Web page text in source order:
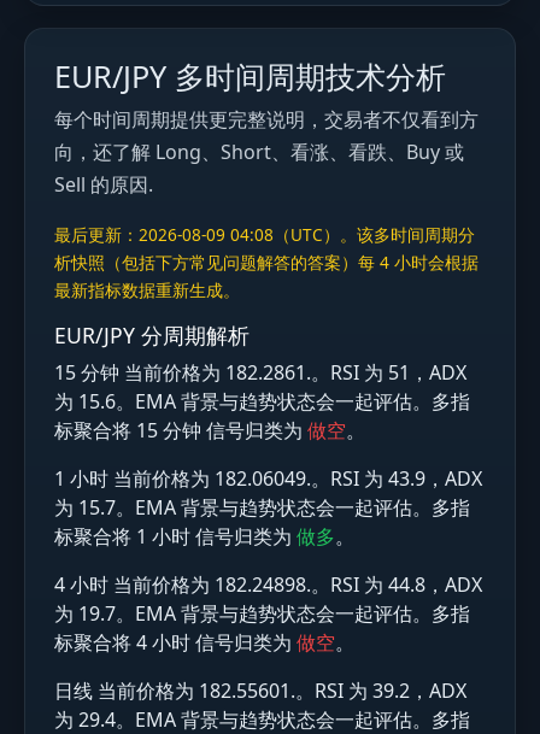
EUR/JPY 多时间周期技术分析
每个时间周期提供更完整说明，交易者不仅看到方
向，还了解 Long、Short、看涨、看跌、Buy 或
Sell 的原因.
最后更新：2026-08-09 04:08（UTC）。该多时间周期分
析快照（包括下方常见问题解答的答案）每 4 小时会根据
最新指标数据重新生成。
EUR/JPY 分周期解析
15 分钟 当前价格为 182.2861.。RSI 为 51，ADX
为 15.6。EMA 背景与趋势状态会一起评估。多指
标聚合将 15 分钟 信号归类为 做空。
1 小时 当前价格为 182.06049.。RSI 为 43.9，ADX
为 15.7。EMA 背景与趋势状态会一起评估。多指
标聚合将 1 小时 信号归类为 做多。
4 小时 当前价格为 182.24898.。RSI 为 44.8，ADX
为 19.7。EMA 背景与趋势状态会一起评估。多指
标聚合将 4 小时 信号归类为 做空。
日线 当前价格为 182.55601.。RSI 为 39.2，ADX
为 29.4。EMA 背景与趋势状态会一起评估。多指